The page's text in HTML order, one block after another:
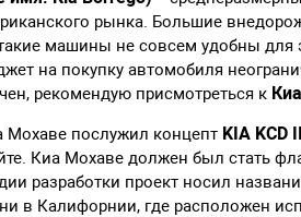
рынка. Большие
машины не совсем удобны
на покупку автомобиля
рекомендую присмотреться к
Мохаве послужил концепт KIA KCD
Киа Мохаве должен был стать
разработки проект носил
в Калифорнии, где расположен